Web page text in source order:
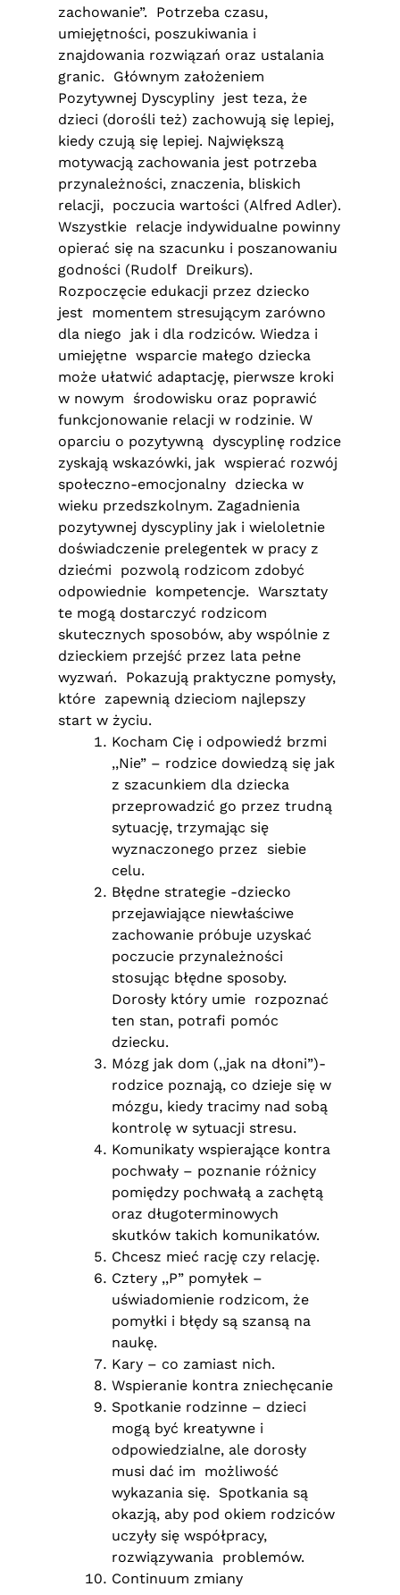
zachowanie”. Potrzeba czasu,
umiejętności, poszukiwania i
znajdowania rozwiązań oraz ustalania
granic. Głównym założeniem
Pozytywnej Dyscypliny jest teza, że
dzieci (dorośli też) zachowują się lepiej,
kiedy czują się lepiej. Największą
motywacją zachowania jest potrzeba
przynależności, znaczenia, bliskich
relacji, poczucia wartości (Alfred Adler).
Wszystkie relacje indywidualne powinny
opierać się na szacunku i poszanowaniu
godności (Rudolf Dreikurs).
Rozpoczęcie edukacji przez dziecko
jest momentem stresującym zarówno
dla niego jak i dla rodziców. Wiedza i
umiejętne wsparcie małego dziecka
może ułatwić adaptację, pierwsze kroki
w nowym środowisku oraz poprawić
funkcjonowanie relacji w rodzinie. W
oparciu o pozytywną dyscyplinę rodzice
zyskają wskazówki, jak wspierać rozwój
społeczno-emocjonalny dziecka w
wieku przedszkolnym. Zagadnienia
pozytywnej dyscypliny jak i wieloletnie
doświadczenie prelegentek w pracy z
dziećmi pozwolą rodzicom zdobyć
odpowiednie kompetencje. Warsztaty
te mogą dostarczyć rodzicom
skutecznych sposobów, aby wspólnie z
dzieckiem przejść przez lata pełne
wyzwań. Pokazują praktyczne pomysły,
które zapewnią dzieciom najlepszy
start w życiu.
Kocham Cię i odpowiedź brzmi
,,Nie” – rodzice dowiedzą się jak
z szacunkiem dla dziecka
przeprowadzić go przez trudną
sytuację, trzymając się
wyznaczonego przez siebie
celu.
Błędne strategie -dziecko
przejawiające niewłaściwe
zachowanie próbuje uzyskać
poczucie przynależności
stosując błędne sposoby.
Dorosły który umie rozpoznać
ten stan, potrafi pomóc
dziecku.
Mózg jak dom (,,jak na dłoni”)-
rodzice poznają, co dzieje się w
mózgu, kiedy tracimy nad sobą
kontrolę w sytuacji stresu.
Komunikaty wspierające kontra
pochwały – poznanie różnicy
pomiędzy pochwałą a zachętą
oraz długoterminowych
skutków takich komunikatów.
Chcesz mieć rację czy relację.
Cztery ,,P” pomyłek –
uświadomienie rodzicom, że
pomyłki i błędy są szansą na
naukę.
Kary – co zamiast nich.
Wspieranie kontra zniechęcanie
Spotkanie rodzinne – dzieci
mogą być kreatywne i
odpowiedzialne, ale dorosły
musi dać im możliwość
wykazania się. Spotkania są
okazją, aby pod okiem rodziców
uczyły się współpracy,
rozwiązywania problemów.
Continuum zmiany